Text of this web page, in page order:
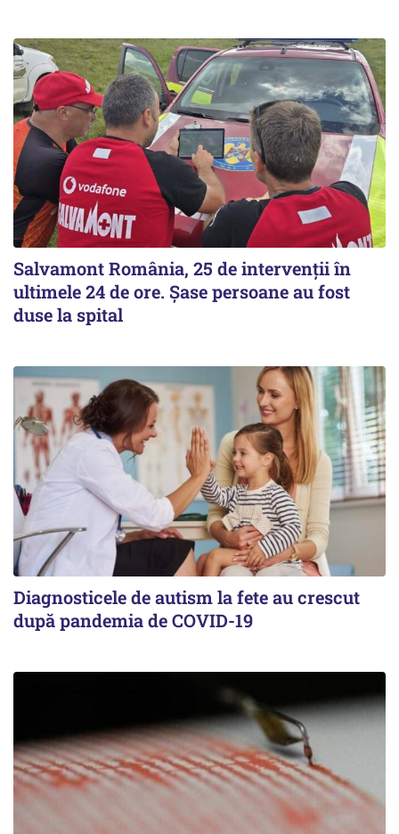
Salvamont România, 25 de intervenții în
ultimele 24 de ore. Șase persoane au fost
duse la spital
Diagnosticele de autism la fete au crescut
după pandemia de COVID-19